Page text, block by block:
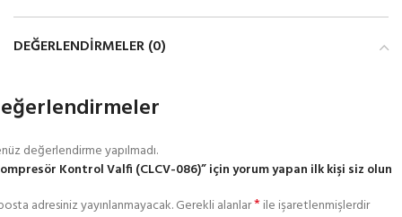
DEĞERLENDIRMELER (0)
değerlendirme yapılmadı.
Kontrol Valfi (CLCV-086)” için yorum yapan ilk kişi siz olun
adresiniz yayınlanmayacak.Gerekli alanlar*ile işaretlenmişlerdir